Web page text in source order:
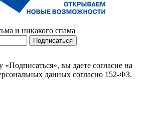
и никакого спама
вы даете согласие на
данных согласно 152-ФЗ.